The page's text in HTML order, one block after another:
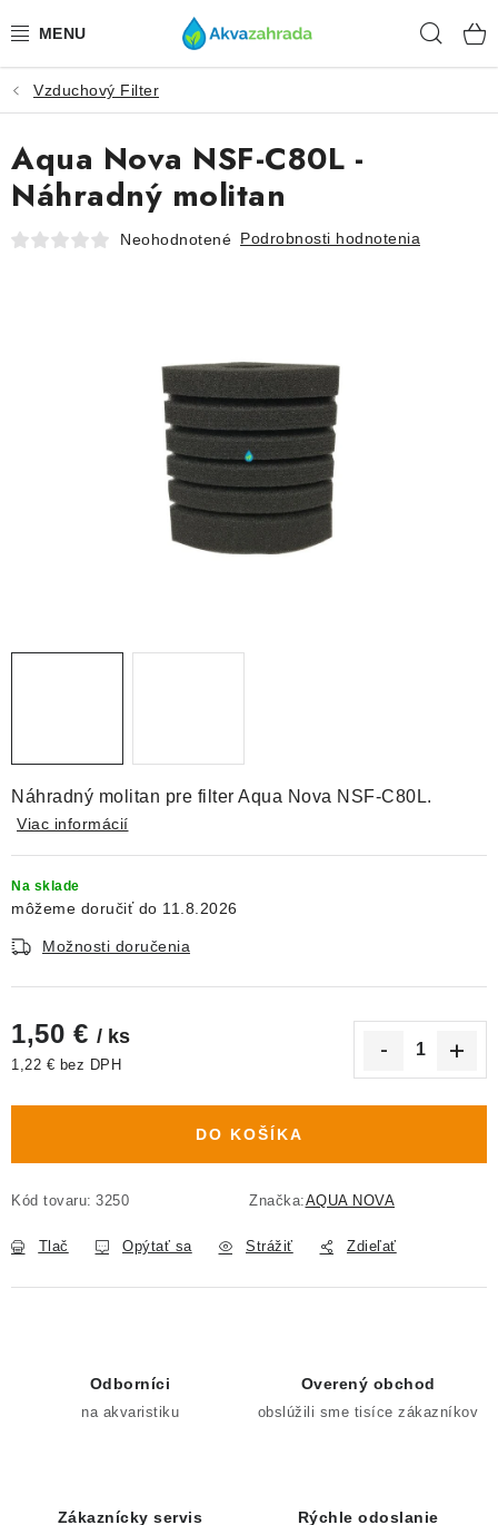
na
TECHNIKA
HNOJIVÁ
VODA
KRMIVÁ A VITAMÍNY
Vzduchový Filter
Náhradný molitan pre filter Aqua Nova NSF-C80L.
Viac informácií
Na sklade
11.8.2026
Možnosti doručenia
1,50 € / ks
1,22 € bez DPH
DO KOŠÍKA
Kód tovaru: 3250 Značka:AQUA NOVA
Tlač Opýtať sa Strážiť Zdieľať
Aqua Nova NSF-C80L -
Náhradný molitan
Neohodnotené Podrobnosti hodnotenia
Odborníci
na akvaristiku
Overený obchod
obslúžili sme tisíce zákazníkov
Zákaznícky servis Rýchle odoslanie